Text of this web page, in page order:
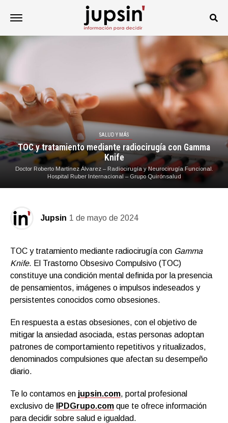
SALUD Y MÁS
TOC y tratamiento mediante radiocirugía con Gamma
Knife
Doctor Roberto Martínez Álvarez – Radiocirugía y Neurocirugía Funcional.
Hospital Ruber Internacional – Grupo Quirónsalud
Jupsin 1 de mayo de 2024
TOC y tratamiento mediante radiocirugía con Gamma
Knife. El Trastorno Obsesivo Compulsivo (TOC)
constituye una condición mental definida por la presencia
de pensamientos, imágenes o impulsos indeseados y
persistentes conocidos como obsesiones.
En respuesta a estas obsesiones, con el objetivo de
mitigar la ansiedad asociada, estas personas adoptan
patrones de comportamiento repetitivos y ritualizados,
denominados compulsiones que afectan su desempeño
diario.
Te lo contamos en jupsin.com, portal profesional
exclusivo de
IPDGrupo.com que te ofrece información
para decidir sobre salud e igualdad.